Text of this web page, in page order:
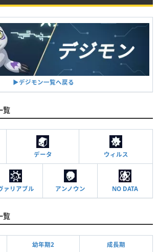
▶︎デジモン一覧へ戻る
覧
データ ウィルス
ァリアブル アンノウン NO DATA
覧
幼年期2 成長期